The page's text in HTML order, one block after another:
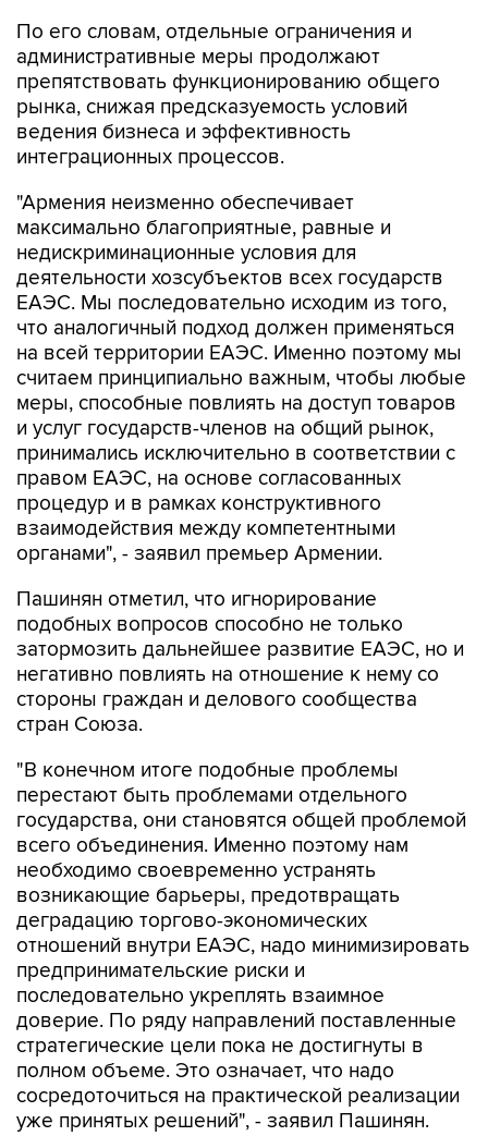
По его словам, отдельные ограничения и
административные меры продолжают
препятствовать функционированию общего
рынка, снижая предсказуемость условий
ведения бизнеса и эффективность
интеграционных процессов.
"Армения неизменно обеспечивает
максимально благоприятные, равные и
недискриминационные условия для
деятельности хозсубъектов всех государств
ЕАЭС. Мы последовательно исходим из того,
что аналогичный подход должен применяться
на всей территории ЕАЭС. Именно поэтому мы
считаем принципиально важным, чтобы любые
меры, способные повлиять на доступ товаров
и услуг государств-членов на общий рынок,
принимались исключительно в соответствии с
правом ЕАЭС, на основе согласованных
процедур и в рамках конструктивного
взаимодействия между компетентными
органами", - заявил премьер Армении.
Пашинян отметил, что игнорирование
подобных вопросов способно не только
затормозить дальнейшее развитие ЕАЭС, но и
негативно повлиять на отношение к нему со
стороны граждан и делового сообщества
стран Союза.
"В конечном итоге подобные проблемы
перестают быть проблемами отдельного
государства, они становятся общей проблемой
всего объединения. Именно поэтому нам
необходимо своевременно устранять
возникающие барьеры, предотвращать
деградацию торгово-экономических
отношений внутри ЕАЭС, надо минимизировать
предпринимательские риски и
последовательно укреплять взаимное
доверие. По ряду направлений поставленные
стратегические цели пока не достигнуты в
полном объеме. Это означает, что надо
сосредоточиться на практической реализации
уже принятых решений", - заявил Пашинян.